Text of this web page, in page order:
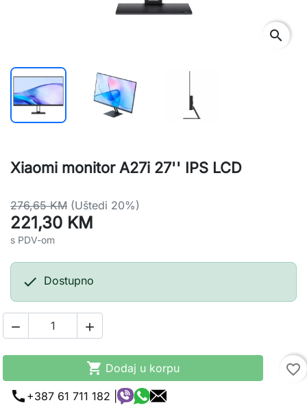
search
Xiaomi monitor A27i 27'' IPS LCD
276,65 KM (Uštedi 20%)
221,30 KM
s PDV-om
 Dostupno
 
 Dodaj u korpu
favorite_border
call +387 61 711 182 |